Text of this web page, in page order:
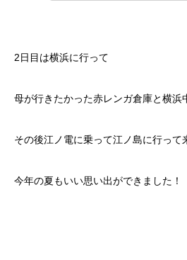
2日目は横浜に行って
母が行きたかった赤レンガ倉庫と横浜
その後江ノ電に乗って江ノ島に行って
今年の夏もいい思い出ができました！